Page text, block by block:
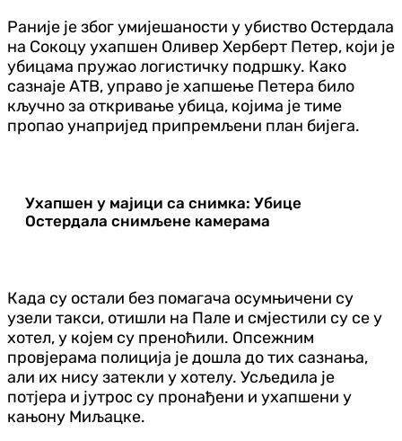
Раније је због умијешаности у убиство Остердала
на Сокоцу ухапшен Оливер Херберт Петер, који је
убицама пружао логистичку подршку. Како
сазнаје АТВ, управо је хапшење Петера било
кључно за откривање убица, којима је тиме
пропао унапријед припремљени план бијега.
Ухапшен у мајици са снимка: Убице
Остердала снимљене камерама
Када су остали без помагача осумњичени су
узели такси, отишли на Пале и смјестили су се у
хотел, у којем су преноћили. Опсежним
провјерама полиција је дошла до тих сазнања,
али их нису затекли у хотелу. Усљедила је
потјера и јутрос су пронађени и ухапшени у
кањону Миљацке.